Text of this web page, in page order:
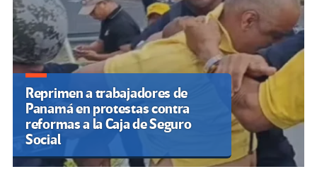
Reprimen a trabajadores de
Panamá en protestas contra
reformas a la Caja de Seguro
Social